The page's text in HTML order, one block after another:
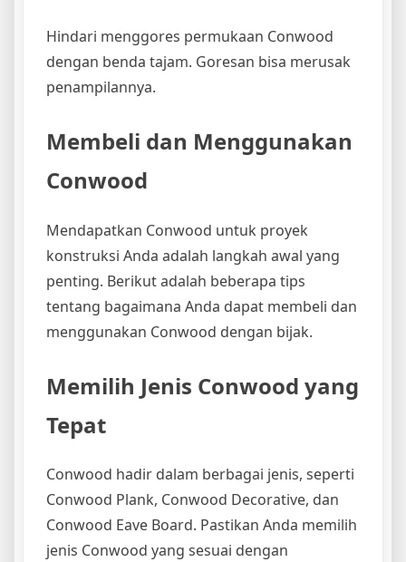
Hindari menggores permukaan Conwood
dengan benda tajam. Goresan bisa merusak
penampilannya.
Membeli dan Menggunakan
Conwood
Mendapatkan Conwood untuk proyek
konstruksi Anda adalah langkah awal yang
penting. Berikut adalah beberapa tips
tentang bagaimana Anda dapat membeli dan
menggunakan Conwood dengan bijak.
Memilih Jenis Conwood yang
Tepat
Conwood hadir dalam berbagai jenis, seperti
Conwood Plank, Conwood Decorative, dan
Conwood Eave Board. Pastikan Anda memilih
jenis Conwood yang sesuai dengan